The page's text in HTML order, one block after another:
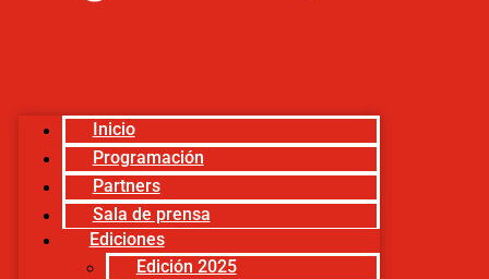
Inicio
Programación
Partners
Sala de prensa
Ediciones
Edición 2025